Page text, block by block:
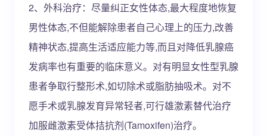
2、外科治疗：尽量纠正女性体态,最大程度地恢复
男性体态,不但能解除患者自己心理上的压力,改善
精神状态,提高生活适应能力等,而且对降低乳腺癌
发病率也有重要的临床意义。对有明显女性型乳腺
患者争取行整形术,如切除术或脂肪抽吸术。对不
愿手术或乳腺发育异常轻者,可行雄激素替代治疗
加服雌激素受体拮抗剂(Tamoxifen)治疗。